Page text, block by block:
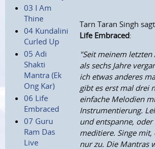
03 I Am
Thine
04 Kundalini
Curled Up
05 Adi
Shakti
Mantra (Ek
Ong Kar)
06 Life
Embraced
07 Guru
Ram Das
Live
Tarn Taran Singh
Life Embraced:
"Seit meinem
als sechs Jahre
ich etwas anderes
gibt es erst mal drei
einfache Melodien
Instrumentierung.
und entspanne,
meditiere. Singe
nur zu. Die Mantras